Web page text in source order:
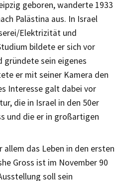
geboren, wanderte 1933
Palästina aus. In Israel
Elektrizität und
bildete er sich vor
sein eigenes
er mit seiner Kamera den
Interesse galt dabei vor
die in Israel in den 50er
und die er in großartigen
das Leben in den ersten
Gross ist im November 90
soll sein